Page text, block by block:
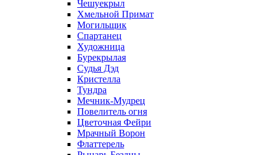
Чешуекрыл
Хмельной Примат
Могильщик
Спартанец
Художница
Бурекрылая
Судья Дэд
Кристелла
Тундра
Мечник-Мудрец
Повелитель огня
Цветочная Фейри
Мрачный Ворон
Флаттерель